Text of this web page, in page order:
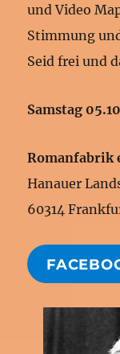
und Video
Stimmung
Seid frei und
Samstag
Romanfabrik
Hanauer
60314